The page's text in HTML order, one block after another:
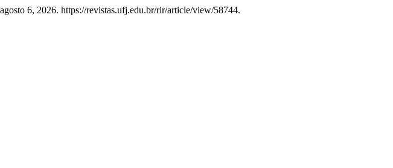
6, 2026. https://revistas.ufj.edu.br/rir/article/view/58744.